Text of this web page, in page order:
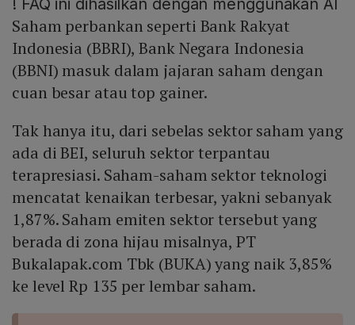
! FAQ ini dihasilkan dengan menggunakan AI
Saham perbankan seperti Bank Rakyat
Indonesia (BBRI), Bank Negara Indonesia
(BBNI) masuk dalam jajaran saham dengan
cuan besar atau top gainer.
Tak hanya itu, dari sebelas sektor saham yang
ada di BEI, seluruh sektor terpantau
terapresiasi. Saham-saham sektor teknologi
mencatat kenaikan terbesar, yakni sebanyak
1,87%. Saham emiten sektor tersebut yang
berada di zona hijau misalnya, PT
Bukalapak.com Tbk (BUKA) yang naik 3,85%
ke level Rp 135 per lembar saham.